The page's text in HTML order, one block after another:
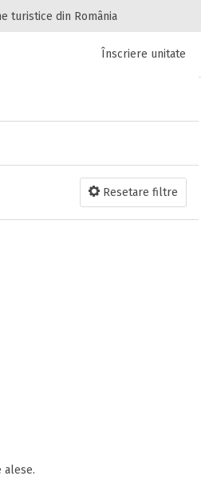
turistice din România
de cazare!
sau alte unitați
Înscriere unitate
Resetare filtre
alese.